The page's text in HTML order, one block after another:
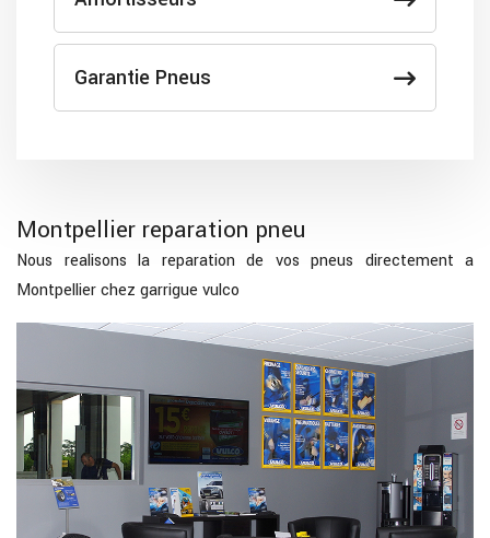
Garantie Pneus
Montpellier reparation pneu
Nous realisons la reparation de vos pneus directement a
Montpellier chez garrigue vulco